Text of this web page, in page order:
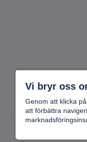
Vi bryr oss
Genom att klicka
att förbättra